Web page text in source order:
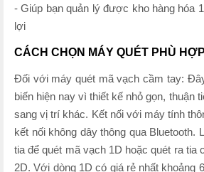
- Giúp bạn quản lý được kho hàng hóa
lợi
CÁCH CHỌN MÁY QUÉT PHÙ
Đối với máy quét mã vạch cầm tay:
biến hiện nay vì thiết kế nhỏ gọn, thuận
sang vị trí khác. Kết nối với máy tính
kết nối không dây thông qua Bluetooth.
tia để quét mã vạch 1D hoặc quét ra tia
2D. Với dòng 1D có giá rẻ nhất khoảng